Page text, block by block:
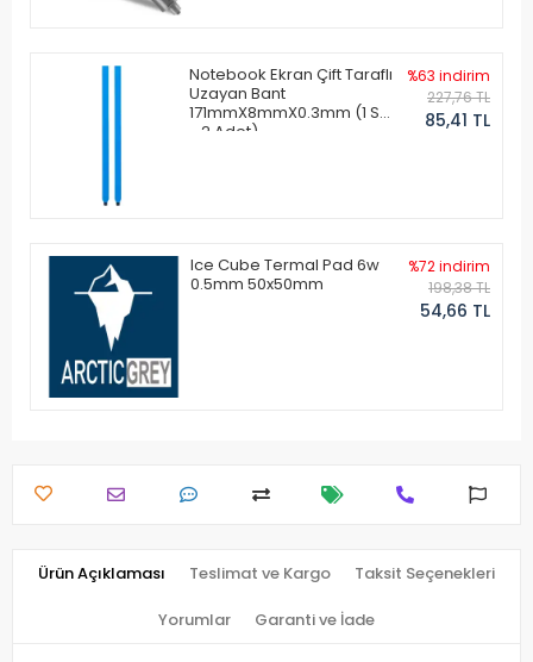
Notebook Ekran Çift Taraflı
Uzayan Bant
171mmX8mmX0.3mm (1 Set
- 2 Adet)
%63 indirim
227,76 TL
85,41 TL
Ice Cube Termal Pad 6w
0.5mm 50x50mm
%72 indirim
198,38 TL
54,66 TL
Ürün Açıklaması Teslimat ve Kargo Taksit Seçenekleri
Yorumlar Garanti ve İade